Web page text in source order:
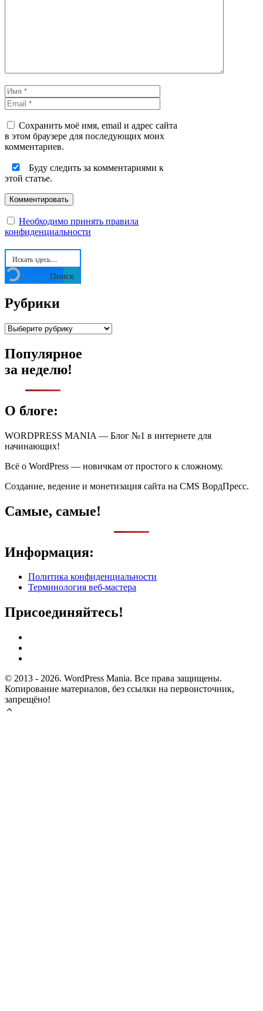
Имя
Сохранить моё имя, email и адрес сайта
в этом браузере для последующих моих
комментариев.
Буду следить за комментариями к
этой статье.
Необходимо принять правила
конфиденциальности
Поиск
Рубрики
Рубрики
Популярное
за неделю!
О блоге:
WORDPRESS MANIA — Блог №1 в интернете для
начинающих!
Всё о WordPress — новичкам от простого к сложному.
Создание, ведение и монетизация сайта на CMS ВордПресс.
Самые, самые!
Информация:
Политика конфиденциальности
Терминология веб-мастера
Присоединяйтесь!
© 2013 - 2026. WordPress Mania. Все права защищены.
Копирование материалов, без ссылки на первоисточник,
запрещёно!